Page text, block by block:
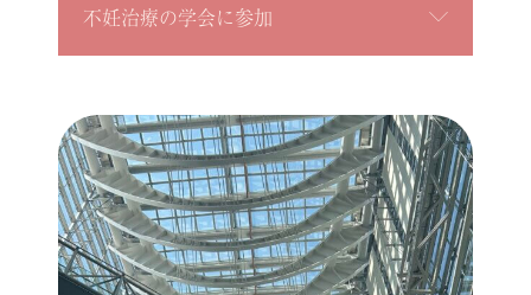
不妊治療の学会に参加